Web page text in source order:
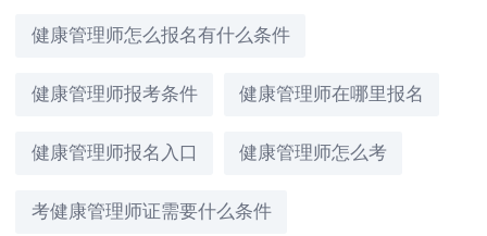
健康管理师怎么报名有什么条件
健康管理师报考条件 健康管理师在哪里报名
健康管理师报名入口 健康管理师怎么考
考健康管理师证需要什么条件